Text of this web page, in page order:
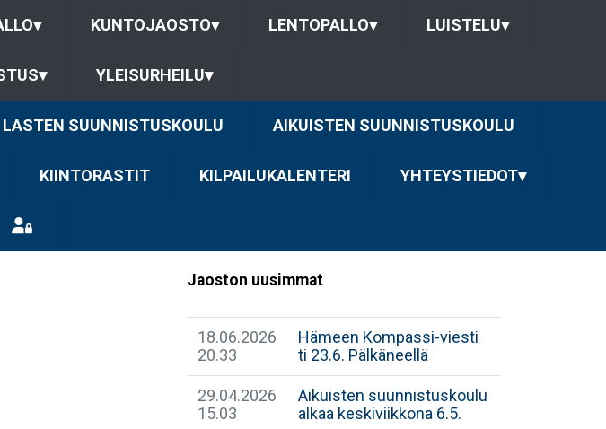
▾ KUNTOJAOSTO▾ LENTOPALLO▾ LUISTELU▾
▾ YLEISURHEILU▾
LASTEN SUUNNISTUSKOULU AIKUISTEN SUUNNISTUSKOULU
KIINTORASTIT KILPAILUKALENTERI YHTEYSTIEDOT▾
Jaoston uusimmat
18.06.2026
20.33
Hämeen Kompassi-viesti
ti 23.6. Pälkäneellä
29.04.2026
15.03
Aikuisten suunnistuskoulu
alkaa keskiviikkona 6.5.